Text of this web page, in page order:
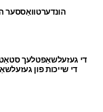
הונדערטוואַססער
די געזעלשאַפטלעך
די שייכות פון